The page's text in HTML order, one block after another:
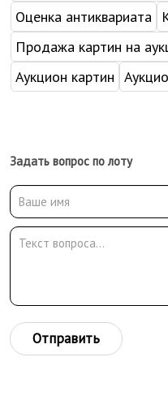
Оценка антиквариата
Продажа картин на
Аукцион картин
Задать вопрос по лоту
Отправить